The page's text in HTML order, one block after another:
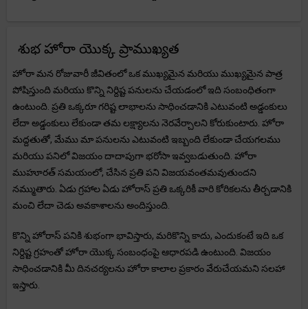
శుభ హోరా యొక్క ప్రాముఖ్యత
హోరా మన రోజువారీ జీవితంలో ఒక ముఖ్యమైన మరియు ముఖ్యమైన పాత్ర
పోషిస్తుంది మరియు కొన్ని నిర్దిష్ట పనులను చేయడంలో ఇది సంబంధితంగా
ఉంటుంది. ప్రతి ఒక్కరూ గరిష్ట లాభాలను సాధించడానికి ఎటువంటి అడ్డంకులు
లేదా అడ్డంకులు లేకుండా తమ లక్ష్యాలను నెరవేర్చాలని కోరుకుంటారు. హోరా
మద్దతుతో, మేము మా పనులను ఎటువంటి ఇబ్బంది లేకుండా చేయగలము
మరియు పనిలో విజయం దాదాపుగా భరోసా ఇవ్వబడుతుంది. హోరా
ముహూరత్ సమయంలో, చేసిన ప్రతి పని విజయవంతమవుతుందని
నమ్ముతారు. ఏడు గ్రహాల ఏడు హోరాస్ ప్రతి ఒక్కరికీ వారి కోరికలను తీర్చడానికి
మంచి లేదా చెడు అవకాశాలను అందిస్తుంది.
కొన్ని హోరాస్ పనికి శుభంగా భావిస్తారు, మరికొన్ని కాదు, ఎందుకంటే ఇది ఒక
నిర్దిష్ట గ్రహంతో హోరా యొక్క సంబంధంపై ఆధారపడి ఉంటుంది. విజయం
సాధించడానికి మీ దినచర్యలను హోరా కాలాల ప్రకారం వేరుచేయమని సలహా
ఇస్తారు.